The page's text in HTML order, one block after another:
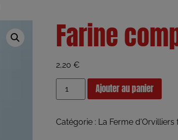
Farine
2,20 €
Ajouter au panier
Catégorie : La Ferme d'Orvilliers